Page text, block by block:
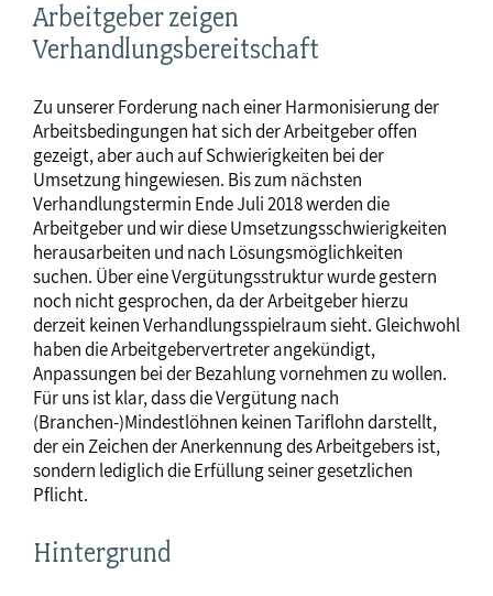
Arbeitgeber zeigen
Verhandlungsbereitschaft
Zu unserer Forderung nach einer Harmonisierung der
Arbeitsbedingungen hat sich der Arbeitgeber offen
gezeigt, aber auch auf Schwierigkeiten bei der
Umsetzung hingewiesen. Bis zum nächsten
Verhandlungstermin Ende Juli 2018 werden die
Arbeitgeber und wir diese Umsetzungsschwierigkeiten
herausarbeiten und nach Lösungsmöglichkeiten
suchen. Über eine Vergütungsstruktur wurde gestern
noch nicht gesprochen, da der Arbeitgeber hierzu
derzeit keinen Verhandlungsspielraum sieht. Gleichwohl
haben die Arbeitgebervertreter angekündigt,
Anpassungen bei der Bezahlung vornehmen zu wollen.
Für uns ist klar, dass die Vergütung nach
(Branchen-)Mindestlöhnen keinen Tariflohn darstellt,
der ein Zeichen der Anerkennung des Arbeitgebers ist,
sondern lediglich die Erfüllung seiner gesetzlichen
Pflicht.
Hintergrund